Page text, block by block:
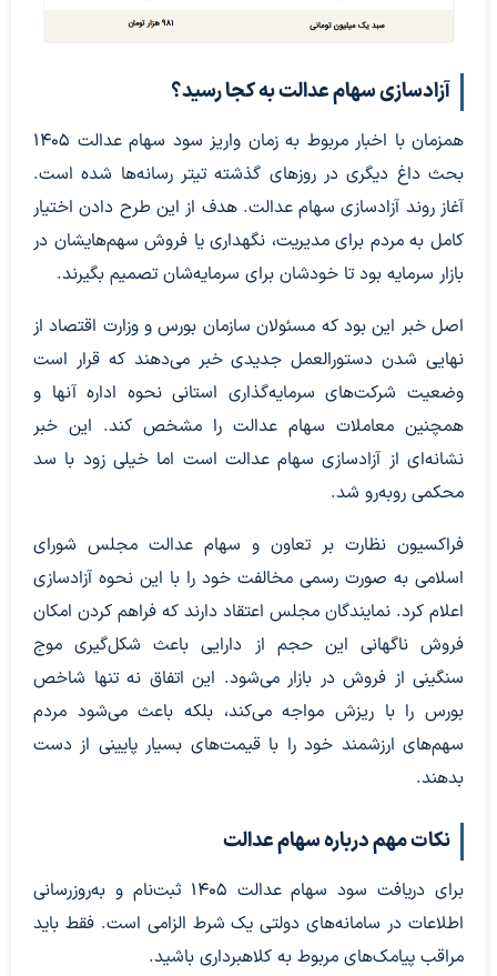
آزادسازی سهام عدالت به کجا رسید؟
همزمان با اخبار مربوط به زمان واریز سود سهام عدالت 1405
بحث داغ دیگری در روزهای گذشته تیتر رسانه‌ها شده است.
آغاز روند آزادسازی سهام عدالت. هدف از این طرح دادن اختیار
کامل به مردم برای مدیریت، نگهداری یا فروش سهم‌هایشان در
بازار سرمایه بود تا خودشان برای سرمایه‌شان تصمیم بگیرند.
اصل خبر این بود که مسئولان سازمان بورس و وزارت اقتصاد از
نهایی شدن دستورالعمل جدیدی خبر می‌دهند که قرار است
وضعیت شرکت‌های سرمایه‌گذاری استانی نحوه اداره آنها و
همچنین معاملات سهام عدالت را مشخص کند. این خبر
نشانه‌ای از آزادسازی سهام عدالت است اما خیلی زود با سد
محکمی روبه‌رو شد.
فراکسیون نظارت بر تعاون و سهام عدالت مجلس شورای
اسلامی به صورت رسمی مخالفت خود را با این نحوه آزادسازی
اعلام کرد. نمایندگان مجلس اعتقاد دارند که فراهم کردن امکان
فروش ناگهانی این حجم از دارایی باعث شکل‌گیری موج
سنگینی از فروش در بازار می‌شود. این اتفاق نه تنها شاخص
بورس را با ریزش مواجه می‌کند، بلکه باعث می‌شود مردم
سهم‌های ارزشمند خود را با قیمت‌های بسیار پایینی از دست
بدهند.
نکات مهم درباره سهام عدالت
برای دریافت سود سهام عدالت 1405 ثبت‌نام و به‌روزرسانی
اطلاعات در سامانه‌های دولتی یک شرط الزامی است. فقط باید
مراقب پیامک‌های مربوط به کلاهبرداری باشید.